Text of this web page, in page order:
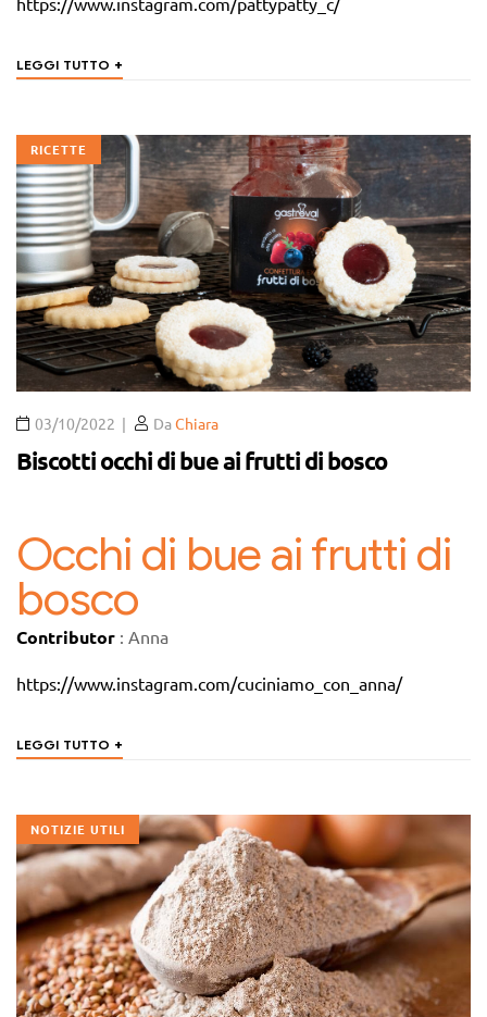
LEGGI TUTTO +
RICETTE
03/10/2022 DaChiara
Biscotti occhi di bue ai frutti di bosco
Occhi di bue ai frutti di
bosco
Contributor : Anna
https://www.instagram.com/cuciniamo_con_anna/
LEGGI TUTTO +
NOTIZIE UTILI